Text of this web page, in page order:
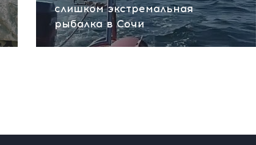
слишком экстремальная
рыбалка в Сочи